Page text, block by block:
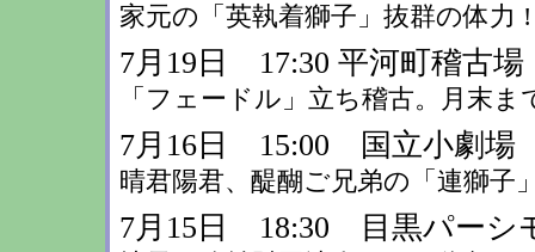
家元の「英執着獅子」抜群の体
7月19日 17:30 平河町稽古場
「フェードル」立ち稽古。月末
7月16日 15:00 国立小劇場
晴君陽君、醍醐ご兄弟の「連獅
7月15日 18:30 目黒パーシ